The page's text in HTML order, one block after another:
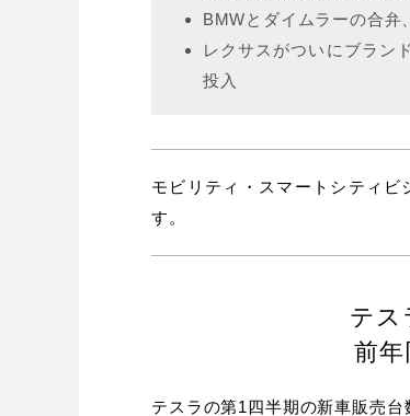
BMWとダイムラーの合
レクサスがついにブラン
投入
モビリティ・スマートシティ
す。
テス
前
テスラの第1四半期の新車販売